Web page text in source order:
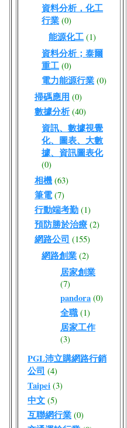
資料分析，化工
行業 (0)
能源化工 (1)
資料分析；泰爾
重工 (0)
電力能源行業 (0)
掃碼應用 (0)
數據分析 (40)
資訊、數據視覺
化、圖表、大數
據、資訊圖表化
(0)
相機 (63)
筆電 (7)
行動端考勤 (1)
預防勝於治療 (2)
網路公司 (155)
網路創業 (2)
居家創業
(7)
pandora (0)
全職 (1)
居家工作
(3)
PGL沛立購網路行銷
公司 (4)
Taipei (3)
中文 (5)
互聯網行業 (0)